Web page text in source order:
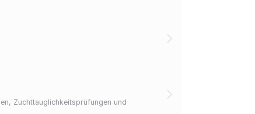
Zuchttauglichkeitsprüfungen und